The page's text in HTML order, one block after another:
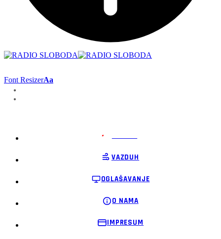
Font ResizerAa
VAZDUH
OGLAŠAVANJE
O NAMA
IMPRESUM